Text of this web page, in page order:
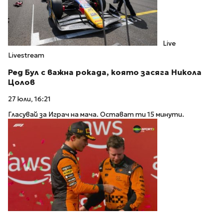
Live
Livestream
Ред Бул с важна рокада, която засяга Никола
Цолов
27 юли, 16:21
Гласувай за Играч на мача. Остават ти 15 минути.